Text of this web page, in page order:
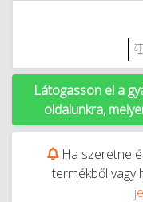
Látogasson el a
oldalunkra,
Ha szeretne
termékből vagy